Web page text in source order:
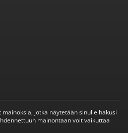
jotka näytetään sinulle hakusi
mainontaan voit vaikuttaa